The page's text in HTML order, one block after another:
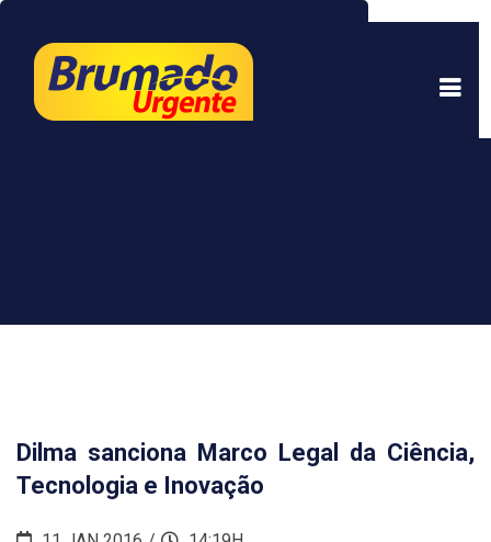
experiência. Ao continuar a navegar, você está
de acordo com isso.Saber mais.
Dilma sanciona Marco Legal da Ciência,
Tecnologia e Inovação